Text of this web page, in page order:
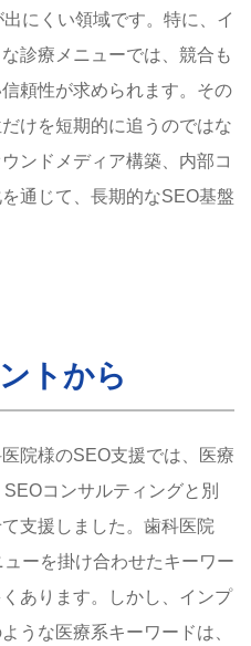
にくい領域です。特に、イ
診療メニューでは、競合も
頼性が求められます。その
けを短期的に追うのではな
ンドメディア構築、内部コ
通じて、長期的なSEO基盤
トから
院様のSEO支援では、医療
コンサルティングと別
支援しました。歯科医院
ーを掛け合わせたキーワー
あります。しかし、インプ
うな医療系キーワードは、